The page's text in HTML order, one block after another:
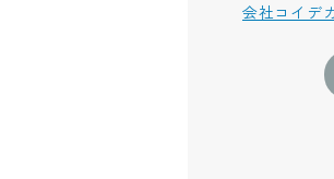
会社コイデ